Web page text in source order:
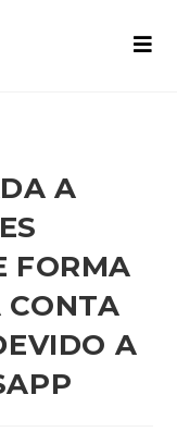
A
FORMA
CONTA
A